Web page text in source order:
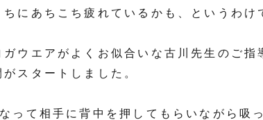
ちにあちこち疲れているかも、というわ
ガウエアがよくお似合いな古川先生のご指
スタートしました。
って相手に背中を押してもらいながら吸